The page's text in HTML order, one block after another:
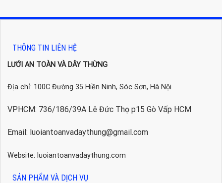
THÔNG TIN LIÊN HỆ
LƯỚI AN TOÀN VÀ DÂY THỪNG
Địa chỉ: 100C Đường 35 Hiền Ninh, Sóc Sơn, Hà Nội
VPHCM: 736/186/39A Lê Đức Thọ p15 Gò Vấp HCM
Email: luoiantoanvadaythung@gmail.com
Website: luoiantoanvadaythung.com
SẢN PHẨM VÀ DỊCH VỤ